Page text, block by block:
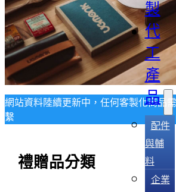
製
代
工
產
品
配件
與輔
料
企業
網站資料陸續更新中，任何客製化商品
繫
禮贈品分類